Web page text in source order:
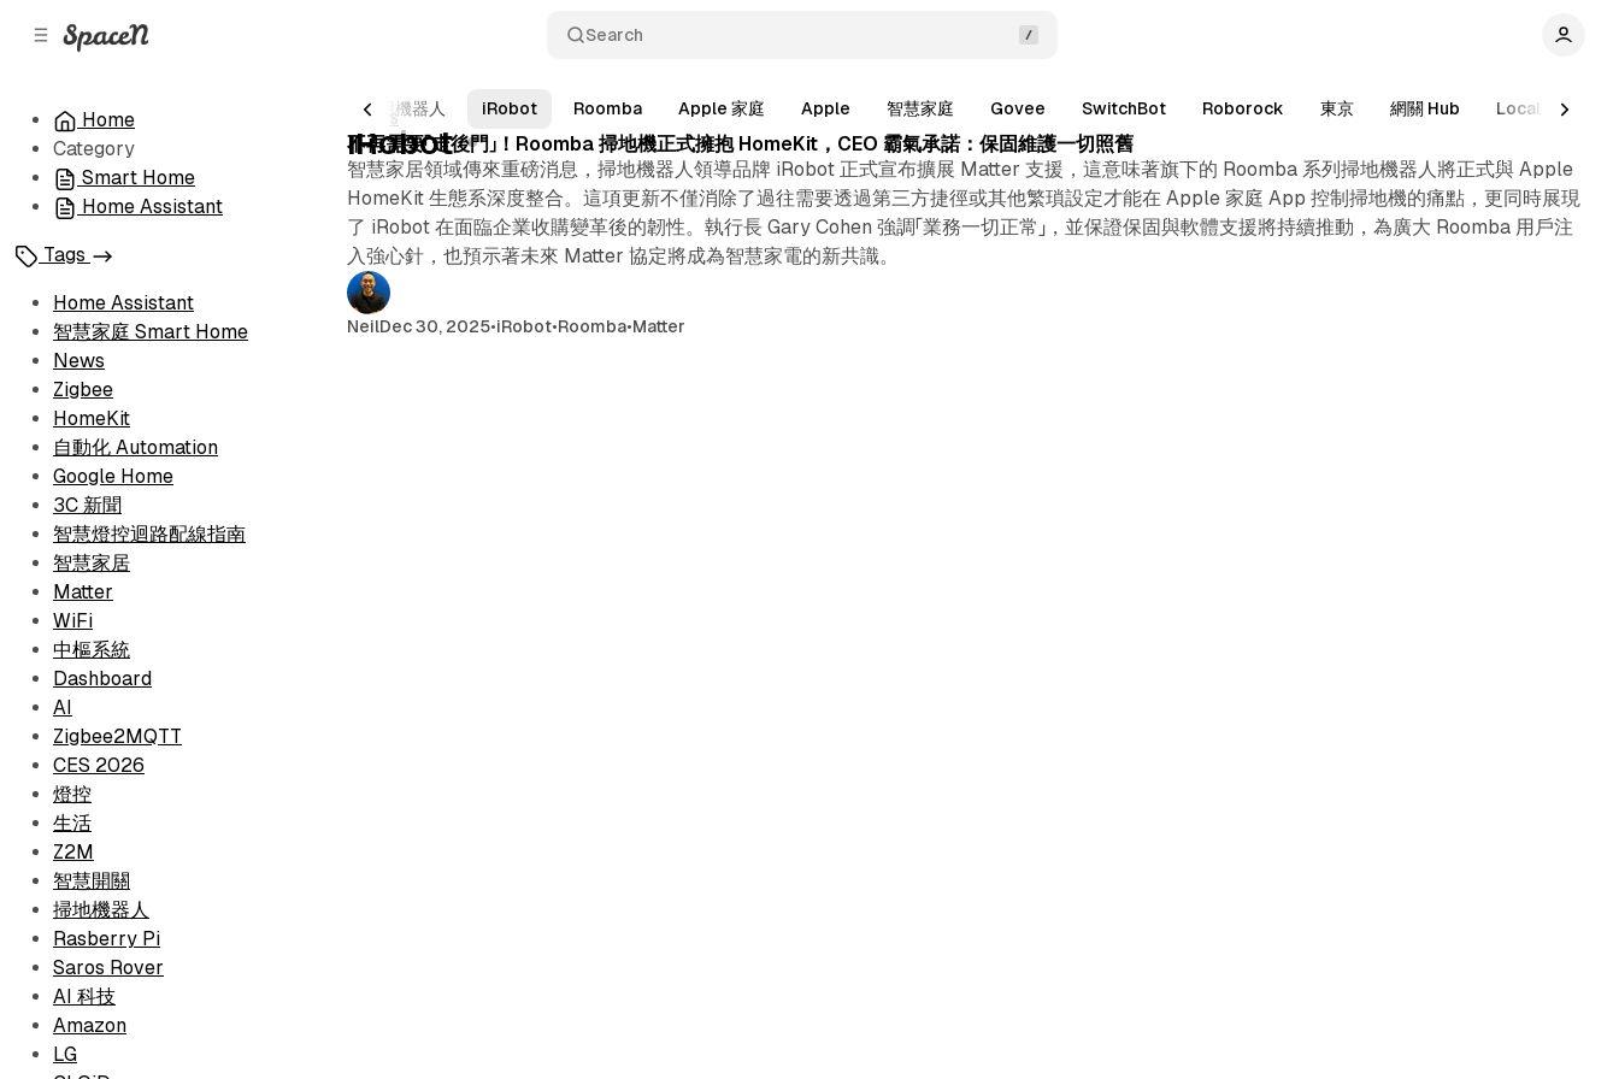
Search
Home
Category
Smart Home
Home Assistant
Tags
Home Assistant
智慧家庭 Smart Home
News
Zigbee
HomeKit
自動化 Automation
Google Home
3C 新聞
智慧燈控迴路配線指南
智慧家居
Matter
WiFi
中樞系統
Dashboard
AI
Zigbee2MQTT
CES 2026
燈控
生活
Z2M
智慧開關
掃地機器人
Rasberry Pi
Saros Rover
AI 科技
Amazon
LG
AI 科技 家用機器人 iRobot Roomba Apple 家庭 Apple 智慧家庭 Govee SwitchBot Roborock 東京 網關 Hub Local control
1 post
iRobot
Posts
News
不再需要「走後門」！Roomba 掃地機正式擁抱 HomeKit，CEO 霸氣承諾：保固維護一切照舊
智慧家居領域傳來重磅消息，掃地機器人領導品牌 iRobot 正式宣布擴展 Matter 支援，這意味著旗下的 Roomba 系列掃地機器人將正式與 Apple
HomeKit 生態系深度整合。這項更新不僅消除了過往需要透過第三方捷徑或其他繁瑣設定才能在 Apple 家庭 App 控制掃地機的痛點，更同時展現
了 iRobot 在面臨企業收購變革後的韌性。執行長 Gary Cohen 強調「業務一切正常」，並保證保固與軟體支援將持續推動，為廣大 Roomba 用戶注
入強心針，也預示著未來 Matter 協定將成為智慧家電的新共識。
NeilDec 30, 2025•iRobot•Roomba•Matter